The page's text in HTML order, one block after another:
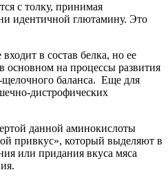
с толку, принимая
идентичной глютамину. Это
в состав белка, но ее
основном на процессы развития
щелочного баланса. Еще для
дистрофических
данной аминокислоты
привкус», который выделяют в
или придания вкуса мяса